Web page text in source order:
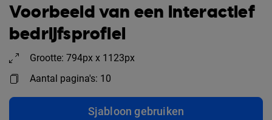
Voorbeeld van een interactief
bedrijfsprofiel
Grootte: 794px x 1123px
Aantal pagina's: 10
Sjabloon gebruiken